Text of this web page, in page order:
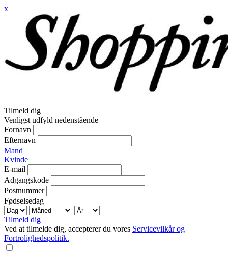
x
Tilmeld dig
Venligst udfyld nedenstående
Fornavn
Efternavn
Mand
Kvinde
E-mail
Adgangskode
Postnummer
Fødselsedag
Tilmeld dig
Ved at tilmelde dig, accepterer du vores Servicevilkår og
Fortrolighedspolitik.